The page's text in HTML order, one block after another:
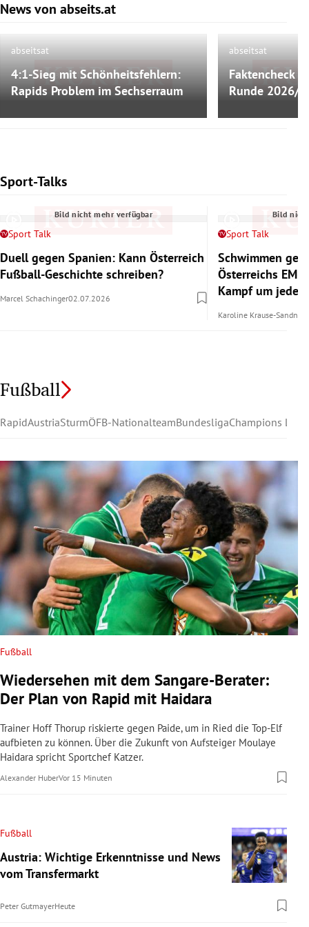
News von abseits.at
Slide 1 von 9
Bild nicht mehr verfügbar
abseitsat
4:1-Sieg mit Schönheitsfehlern:
Rapids Problem im Sechserraum
Bild
abseitsat
Faktencheck
Runde 2026/
Sport-Talks
Slide 1 von 6
Bild nicht mehr verfügbar
Sport Talk
Duell gegen Spanien: Kann Österreich
Fußball-Geschichte schreiben?
Marcel Schachinger02.07.2026
Bild
Sport Talk
Schwimmen
Österreichs
Kampf um jedes
Karoline Krause-Sandner
Fußball
RapidAustriaSturmÖFB-NationalteamBundesligaChampions
Fußball
Wiedersehen mit dem Sangare-Berater:
Der Plan von Rapid mit Haidara
Trainer Hoff Thorup riskierte gegen Paide, um in Ried die Top-Elf
aufbieten zu können. Über die Zukunft von Aufsteiger Moulaye
Haidara spricht Sportchef Katzer.
Alexander HuberVor 15 Minuten
Fußball
Austria: Wichtige Erkenntnisse und News
vom Transfermarkt
Peter GutmayerHeute